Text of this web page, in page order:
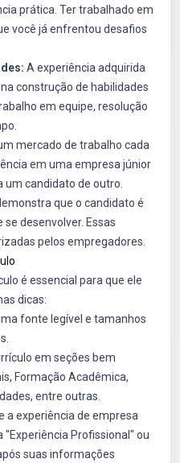
prática. Ter trabalhado em
você já enfrentou desafios
A experiência adquirida
construção de habilidades
em equipe, resolução
mercado de trabalho cada
em uma empresa júnior
candidato de outro.
que o candidato é
desenvolver. Essas
pelos empregadores.
é essencial para que ele
dicas:
fonte legível e tamanhos
em seções bem
Formação Acadêmica,
entre outras.
a experiência de empresa
Profissional" ou
suas informações